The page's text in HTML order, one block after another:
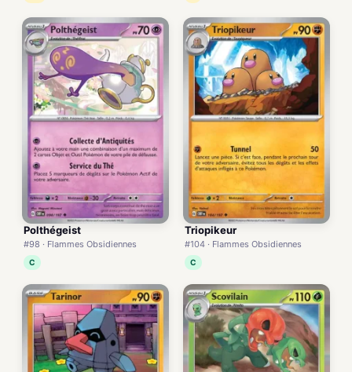
Polthégeist
#98 · Flammes Obsidiennes
C
Triopikeur
#104 · Flammes Obsidiennes
C